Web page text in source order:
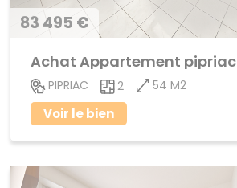
83 495 €
Achat Appartement pipriac
PIPRIAC 2 54 M2
Voir le bien